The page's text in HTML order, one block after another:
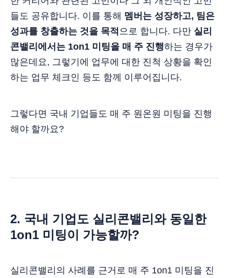
들도 공유합니다. 이를 통해 멤버는 성장하고, 팀은
성과를 창출하는 것을 목적 으로 합니다. 다만 실리
콘밸리에서는 1on1 미팅을 매 주 진행하는 경우가
많은데요, 그렇기에 업무에 대한 진척 상황을 확인
하는 업무 체크인 등도 함께 이루어집니다.
그렇다면 국내 기업들도 매 주 원온원 미팅을 진행
해야 할까요?
2. 국내 기업도 실리콘밸리와 동일한
1on1 미팅이 가능할까?
실리콘밸리의 사례를 근거로 매 주 1on1 미팅을 진